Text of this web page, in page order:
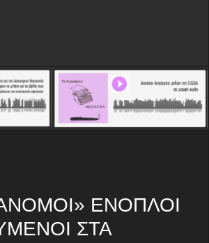
ΈΝΟΠΛΟΙ
ΣΤΑ